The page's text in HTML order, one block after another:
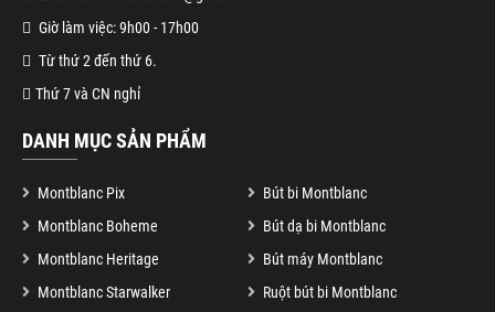
Giờ làm việc: 9h00 - 17h00
Từ thứ 2 đến thứ 6.
Thứ 7 và CN nghỉ
DANH MỤC SẢN PHẨM
Montblanc Pix
Bút bi Montblanc
Montblanc Boheme
Bút dạ bi Montblanc
Montblanc Heritage
Bút máy Montblanc
Montblanc Starwalker
Ruột bút bi Montblanc